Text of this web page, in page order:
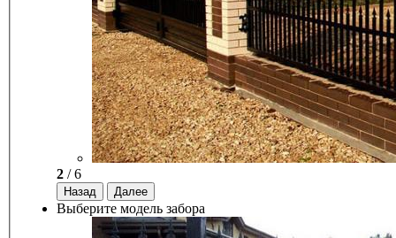
2 / 6
Назад Далее
Выберите модель забора